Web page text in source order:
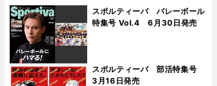
スポルティーバ バレーボール
特集号 Vol.4 6月30日発売
スポルティーバ 部活特集号
3月16日発売